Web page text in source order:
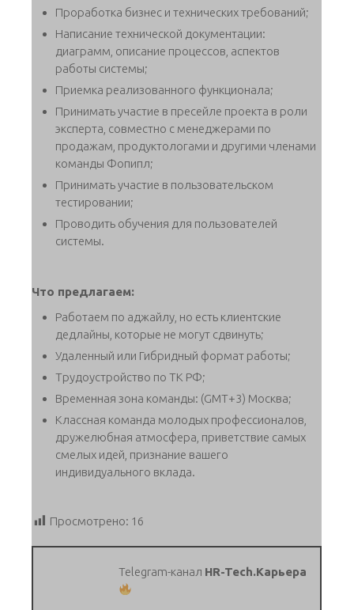
Проработка бизнес и технических требований;
Написание технической документации:
диаграмм, описание процессов, аспектов
работы системы;
Приемка реализованного функционала;
Принимать участие в пресейле проекта в роли
эксперта, совместно с менеджерами по
продажам, продуктологами и другими членами
команды Фопипл;
Принимать участие в пользовательском
тестировании;
Проводить обучения для пользователей
системы.
Что предлагаем:
Работаем по аджайлу, но есть клиентские
дедлайны, которые не могут сдвинуть;
Удаленный или Гибридный формат работы;
Трудоустройство по ТК РФ;
Временная зона команды: (GMT+3) Москва;
Классная команда молодых профессионалов,
дружелюбная атмосфера, приветствие самых
смелых идей, признание вашего
индивидуального вклада.
Просмотрено: 16
Telegram-канал HR-Tech.Карьера